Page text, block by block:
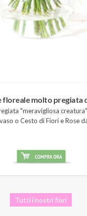
floreale molto pregiata
"meravigliosa
o Cesto di Fiori e Rose
Tutti i nostri fiori